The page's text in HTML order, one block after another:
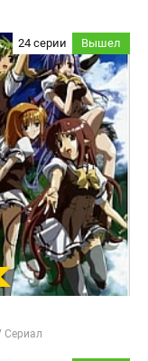
24 серии Вышел
Сериал